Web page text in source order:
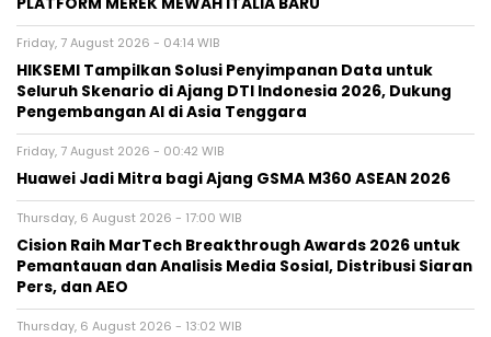
Friday, 7 August 2026 - 04:14 WIB
HIKSEMI Tampilkan Solusi Penyimpanan Data untuk
Seluruh Skenario di Ajang DTI Indonesia 2026, Dukung
Pengembangan AI di Asia Tenggara
Friday, 7 August 2026 - 00:42 WIB
Huawei Jadi Mitra bagi Ajang GSMA M360 ASEAN 2026
Thursday, 6 August 2026 - 17:00 WIB
Cision Raih MarTech Breakthrough Awards 2026 untuk
Pemantauan dan Analisis Media Sosial, Distribusi Siaran
Pers, dan AEO
Thursday, 6 August 2026 - 13:02 WIB